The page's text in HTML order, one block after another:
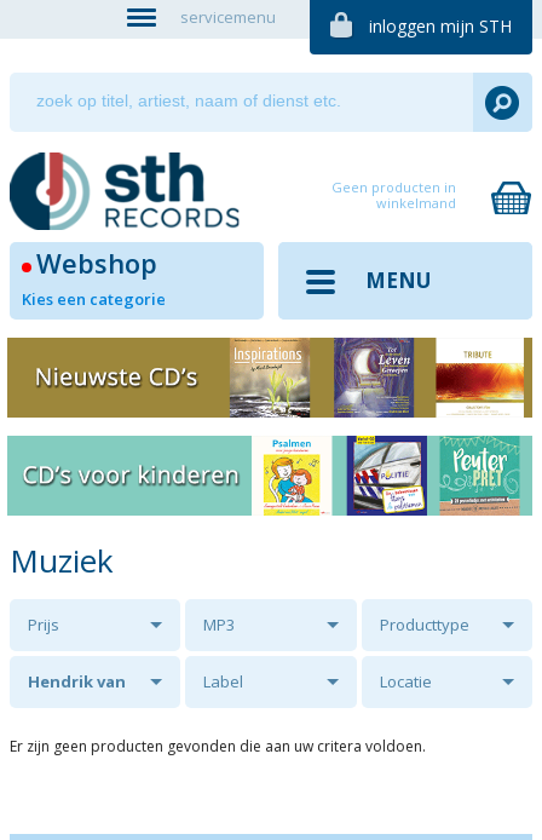
servicemenu inloggen mijn STH
Geen producten in
winkelmand
Webshop
Kies een categorie
MENU
Muziek
Prijs MP3 Producttype
Hendrik van Label Locatie
Er zijn geen producten gevonden die aan uw critera voldoen.